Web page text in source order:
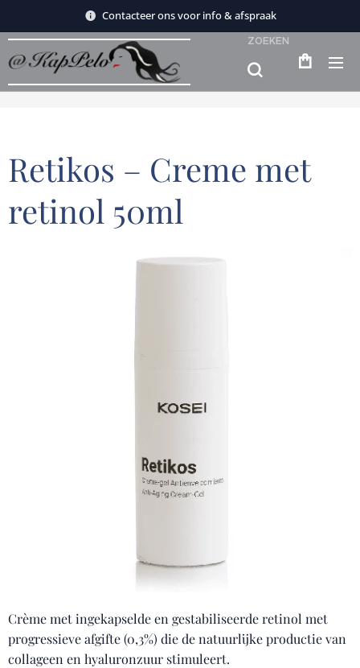
Contacteer ons voor info & afspraak
ZOEKEN
Retikos – Creme met
retinol 50ml
Crème met ingekapselde en gestabiliseerde retinol met
progressieve afgifte (0,3%) die de natuurlijke productie van
collageen en hyaluronzuur stimuleert.